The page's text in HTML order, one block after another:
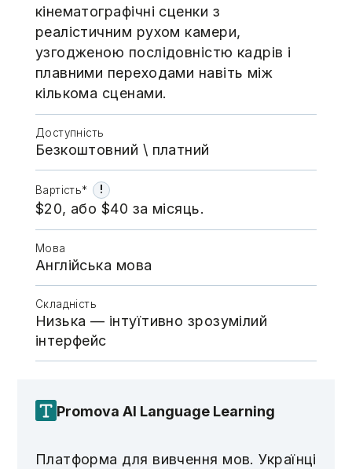
кінематографічні сценки з
реалістичним рухом камери,
узгодженою послідовністю кадрів і
плавними переходами навіть між
кількома сценами.
Доступність
Безкоштовний \​​​​ платний
Вартість* !
$20, aбо $40 за місяць.
Мова
Англійська мова
Складність
Низька — інтуїтивно зрозумілий
інтерфейс
Promova AI Language Learning
Платформа для вивчення мов. Українці